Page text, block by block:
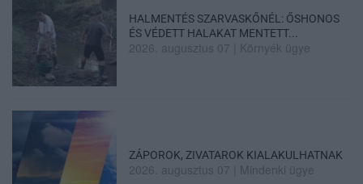
HALMENTÉS SZARVASKŐNÉL: ŐSHONOS
ÉS VÉDETT HALAKAT MENTETT...
2026. augusztus 07 Környék ügye
ZÁPOROK, ZIVATAROK KIALAKULHATNAK
2026. augusztus 07 Mindenki ügye